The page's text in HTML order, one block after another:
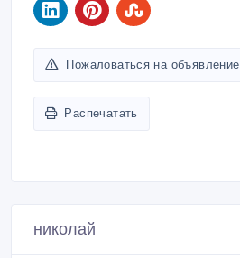
Пожаловаться на объявление
Распечатать
николай